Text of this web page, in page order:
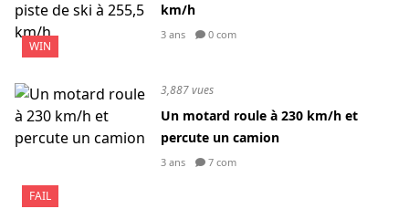
WIN
km/h
3 ans 0 com
FAIL
3,887 vues
Un motard roule à 230 km/h et
percute un camion
3 ans 7 com